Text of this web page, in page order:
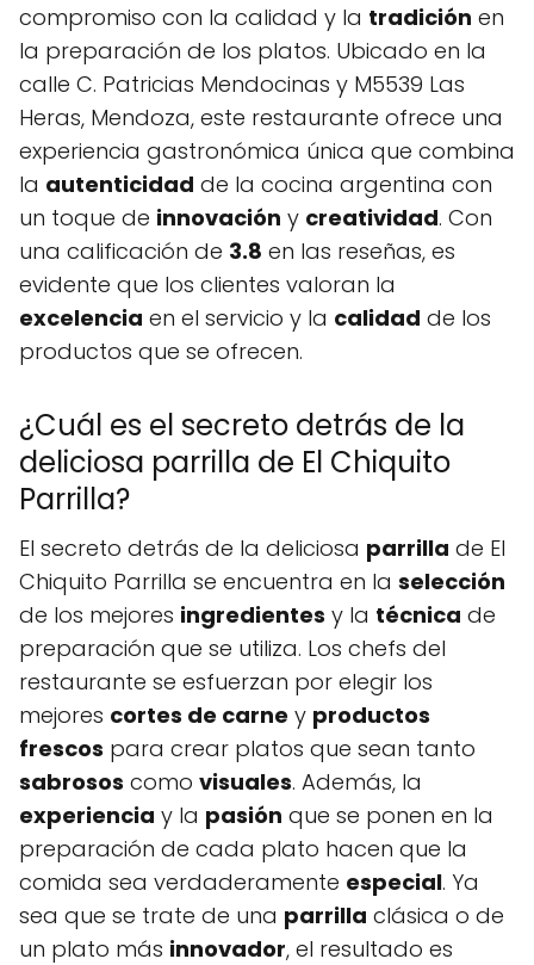
compromiso con la calidad y la tradición en
la preparación de los platos. Ubicado en la
calle C. Patricias Mendocinas y M5539 Las
Heras, Mendoza, este restaurante ofrece una
experiencia gastronómica única que combina
la autenticidad de la cocina argentina con
un toque de innovación y creatividad. Con
una calificación de 3.8 en las reseñas, es
evidente que los clientes valoran la
excelencia en el servicio y la calidad de los
productos que se ofrecen.
¿Cuál es el secreto detrás de la
deliciosa parrilla de El Chiquito
Parrilla?
El secreto detrás de la deliciosa parrilla de El
Chiquito Parrilla se encuentra en la selección
de los mejores ingredientes y la técnica de
preparación que se utiliza. Los chefs del
restaurante se esfuerzan por elegir los
mejores cortes de carne y productos
frescos para crear platos que sean tanto
sabrosos como visuales. Además, la
experiencia y la pasión que se ponen en la
preparación de cada plato hacen que la
comida sea verdaderamente especial. Ya
sea que se trate de una parrilla clásica o de
un plato más innovador, el resultado es